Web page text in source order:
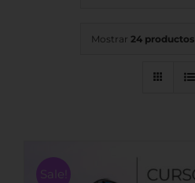
Mostrar 24 productos
Sale!